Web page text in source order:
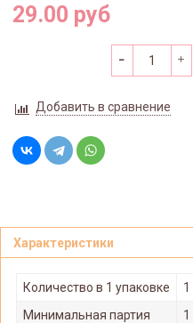
29.00 руб
Добавить в сравнение
Характеристики
Количество в 1 упаковке
1
Минимальная партия
1